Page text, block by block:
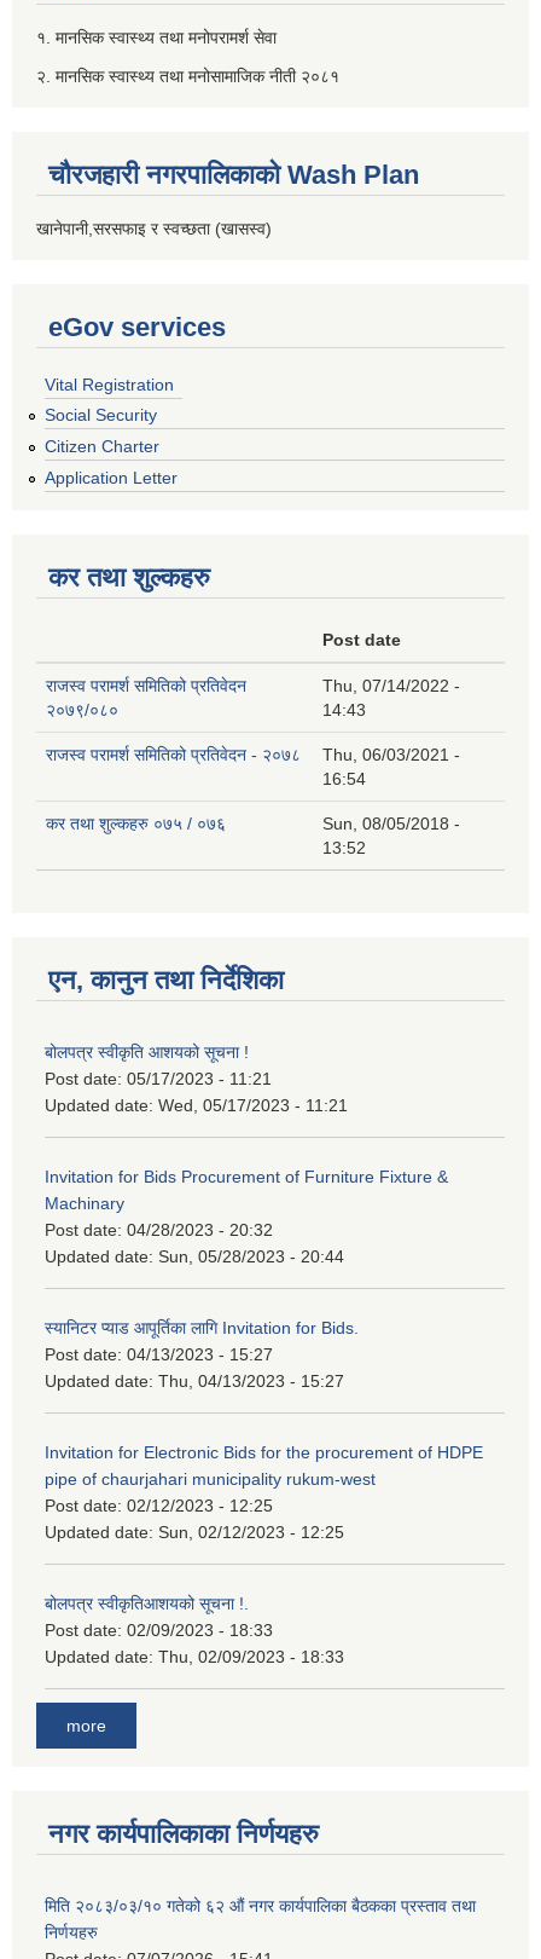
१. मानसिक स्वास्थ्य तथा मनोपरामर्श सेवा
२. मानसिक स्वास्थ्य तथा मनोसामाजिक नीती २०८१
चौरजहारी नगरपालिकाको Wash Plan
खानेपानी,सरसफाइ र स्वच्छता (खासस्व)
eGov services
Vital Registration
Social Security
Citizen Charter
Application Letter
कर तथा शुल्कहरु
Post date
राजस्व परामर्श समितिको प्रतिवेदन
२०७९/०८०
Thu, 07/14/2022 -
14:43
राजस्व परामर्श समितिको प्रतिवेदन - २०७८
Thu, 06/03/2021 -
16:54
कर तथा शुल्कहरु ०७५ / ०७६
Sun, 08/05/2018 -
13:52
एन, कानुन तथा निर्देशिका
बोलपत्र स्वीकृति आशयको सूचना !
Post date: 05/17/2023 - 11:21
Updated date: Wed, 05/17/2023 - 11:21
Invitation for Bids Procurement of Furniture Fixture &
Machinary
Post date: 04/28/2023 - 20:32
Updated date: Sun, 05/28/2023 - 20:44
स्यानिटर प्याड आपूर्तिका लागि Invitation for Bids.
Post date: 04/13/2023 - 15:27
Updated date: Thu, 04/13/2023 - 15:27
Invitation for Electronic Bids for the procurement of HDPE
pipe of chaurjahari municipality rukum-west
Post date: 02/12/2023 - 12:25
Updated date: Sun, 02/12/2023 - 12:25
बोलपत्र स्वीकृतिआशयको सूचना !.
Post date: 02/09/2023 - 18:33
Updated date: Thu, 02/09/2023 - 18:33
more
नगर कार्यपालिकाका निर्णयहरु
मिति २०८३/०३/१० गतेको ६२ औं नगर कार्यपालिका बैठकका प्रस्ताव तथा
निर्णयहरु